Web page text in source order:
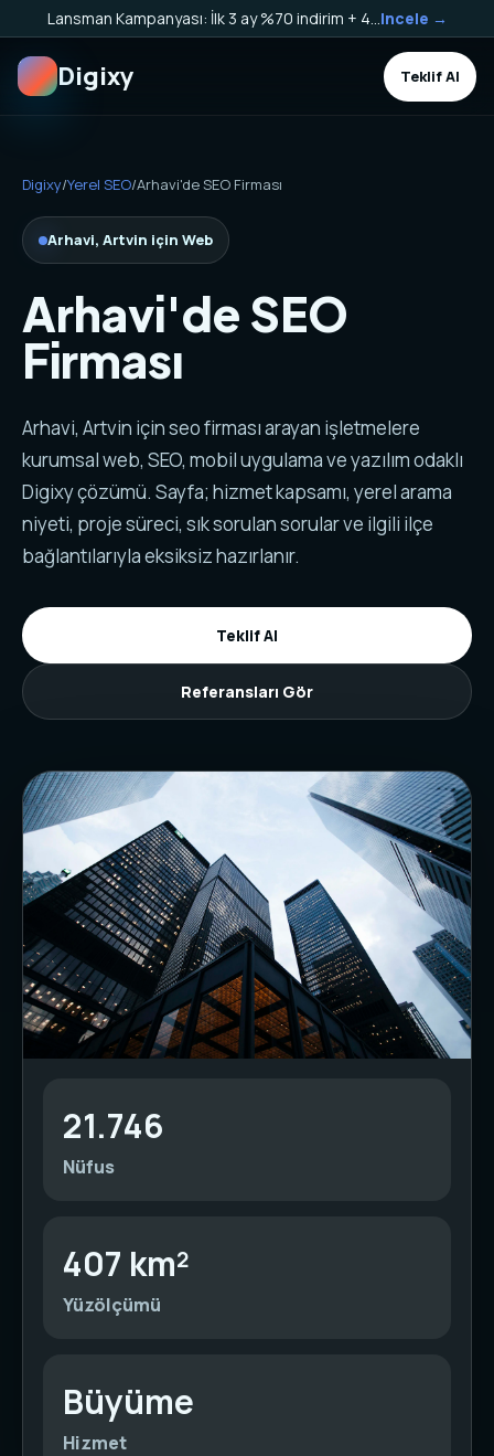
Incele →
Digixy Teklif Al
Digixy/Yerel SEO/Arhavi'de SEO Firması
Arhavi, Artvin için Web
Arhavi'de SEO
Firması
Arhavi, Artvin için seo firması arayan işletmelere
kurumsal web, SEO, mobil uygulama ve yazılım odaklı
Digixy çözümü. Sayfa; hizmet kapsamı, yerel arama
niyeti, proje süreci, sık sorulan sorular ve ilgili ilçe
bağlantılarıyla eksiksiz hazırlanır.
Teklif Al
Referansları Gör
21.746
Nüfus
407 km²
Yüzölçümü
Büyüme
Hizmet